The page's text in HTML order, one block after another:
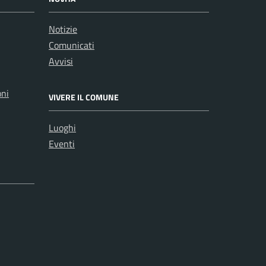
Notizie
Comunicati
Avvisi
VIVERE IL COMUNE
Luoghi
Eventi